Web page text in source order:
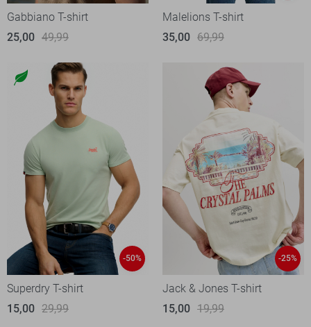
Gabbiano T-shirt
25,00 49,99
Malelions T-shirt
35,00 69,99
-50%
Superdry T-shirt
15,00 29,99
-25%
Jack & Jones T-shirt
15,00 19,99